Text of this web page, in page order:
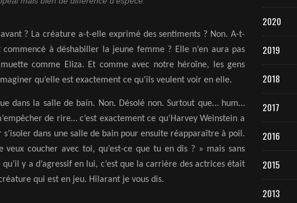
? La créature a-t-elle exprimé des sentiments ? Non. A-t-
à déshabiller la jeune femme ? Elle n’en aura pas
comme Eliza. Et comme avec notre héroïne, les gens
qu’elle est exactement ce qu’ils veulent voir en elle.
dans la salle de bain. Non. Désolé non. Surtout que… hum…
de rire… c’est exactement ce qu’Harvey Weinstein a
s’isoler dans une salle de bain pour ensuite réapparaître à poil.
veux coucher avec toi, qu’est-ce que tu en dis ? » mais sans
qu’il y a d’agressif en lui, c’est que la carrière des actrices était
qui est en jeu. Hilarant je vous dis.
2020
2019
2018
2017
2016
2015
2013